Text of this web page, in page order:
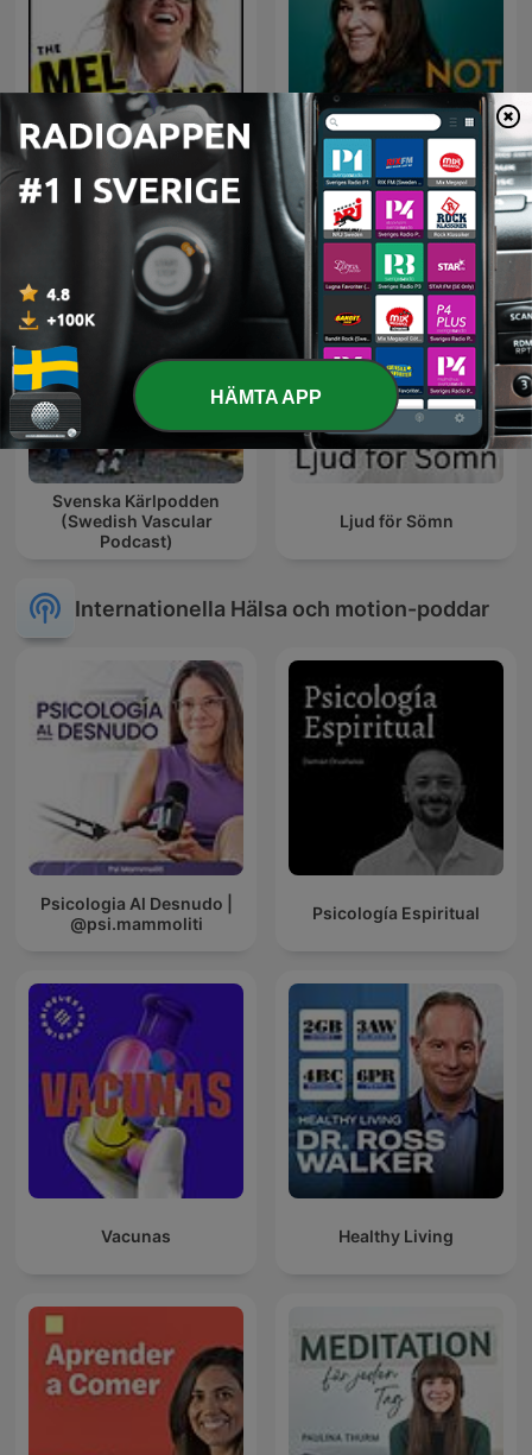
The Mel Robbins Podcast Not Fanny Anymore
Svenska Kärlpodden
(Swedish Vascular
Podcast)
Ljud för Sömn
Internationella Hälsa och motion-poddar
Psicologia Al Desnudo |
@psi.mammoliti
Psicología Espiritual
Vacunas Healthy Living
HÄMTA APP